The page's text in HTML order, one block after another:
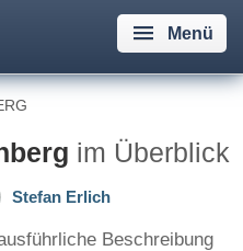
Menü
im Überblick
Stefan Erlich
Beschreibung